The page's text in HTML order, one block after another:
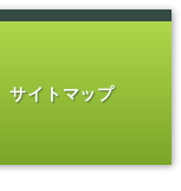
サイトマップ